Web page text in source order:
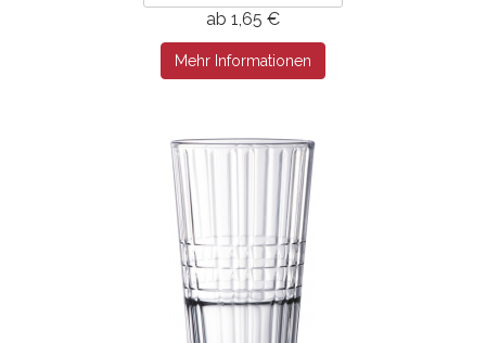
ab 1,65 €
Mehr Informationen